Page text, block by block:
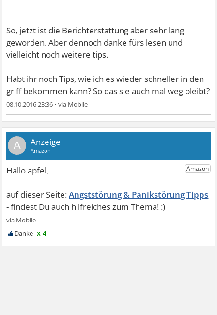
So, jetzt ist die Berichterstattung aber sehr lang
geworden. Aber dennoch danke fürs lesen und
vielleicht noch weitere tips.
Habt ihr noch Tips, wie ich es wieder schneller in den
griff bekommen kann? So das sie auch mal weg bleibt?
08.10.2016 23:36 •
A
Angststörung & Panikstörung Tipps
x 4